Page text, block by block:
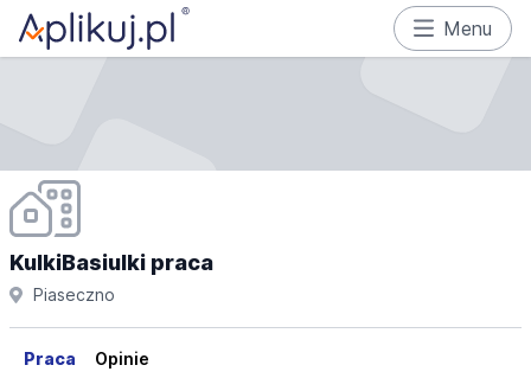
Menu
KulkiBasiulki praca
Piaseczno
Praca Opinie